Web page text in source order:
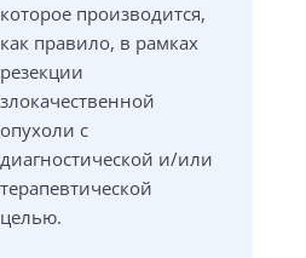
которое производится,
как правило, в рамках
резекции
злокачественной
опухоли c
диагностической и/или
терапевтической
целью.